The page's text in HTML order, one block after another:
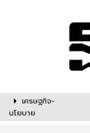
เศรษฐกิจ-
นโยบาย